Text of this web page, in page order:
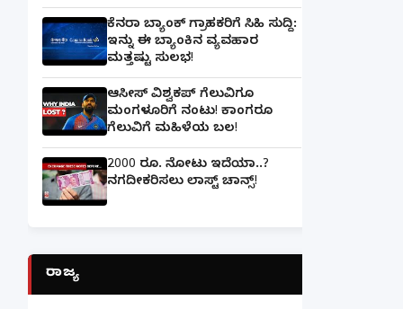
ಕೆನರಾ ಬ್ಯಾಂಕ್‌ ಗ್ರಾಹಕರಿಗೆ ಸಿಹಿ ಸುದ್ದಿ:
ಇನ್ನು ಈ ಬ್ಯಾಂಕಿನ ವ್ಯವಹಾರ
ಮತ್ತಷ್ಟು ಸುಲಭ!
ಆಸೀಸ್ ವಿಶ್ವಕಪ್ ಗೆಲುವಿಗೂ
ಮಂಗಳೂರಿಗೆ ನಂಟು! ಕಾಂಗರೂ
ಗೆಲುವಿಗೆ ಮಹಿಳೆಯ ಬಲ!
2000 ರೂ. ನೋಟು ಇದೆಯಾ..?
ನಗದೀಕರಿಸಲು ಲಾಸ್ಟ್‌ ಚಾನ್ಸ್‌!
ರಾಜ್ಯ